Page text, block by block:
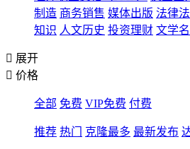
制造 商务销售 媒体出版 法律
知识 人文历史 投资理财 文学
 展开
 价格
全部 免费 VIP免费 付费
推荐 热门 克隆最多 最新发布